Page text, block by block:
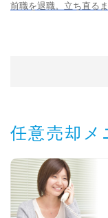
前職を退職。立ち直る
任意売却メ